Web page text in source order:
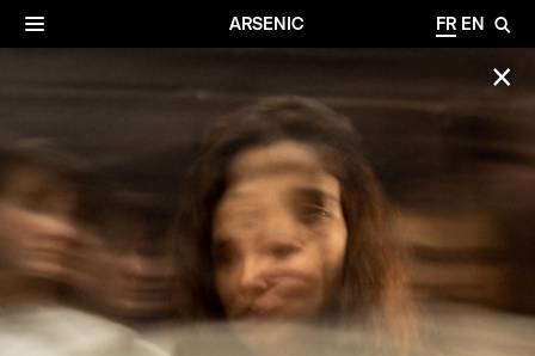
ARSENIC FR EN 🔎
☰
✕